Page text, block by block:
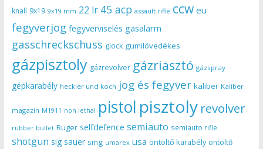
knall 9x19 9x19 mm 22 lr 45 acp assault rifle ccw eu
fegyverjog fegyverviselés gasalarm
gasschreckschuss glock gumilövedékes
gázpisztoly gázrevolver gázriasztó gázspray
gépkarabély heckler und koch jog és fegyver kaliber Kaliber
magazin M1911 non lethal pistol pisztoly revolver
rubber bullet Ruger selfdefence semiauto semiauto rifle
shotgun sig sauer smg umarex usa öntöltő karabély öntöltő